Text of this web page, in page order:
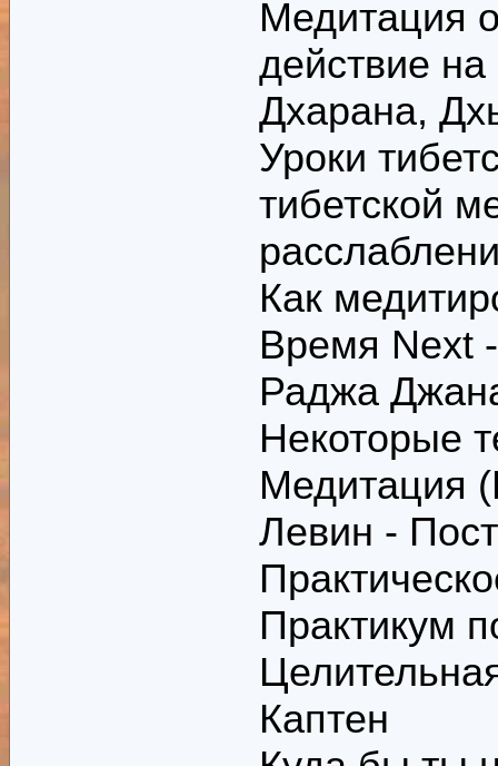
Медитация
действие
Дхарана,
Уроки
тибетской
Как
Время Next
Раджа
Некоторые
Медитация
Левин -
Практикум
Каптен